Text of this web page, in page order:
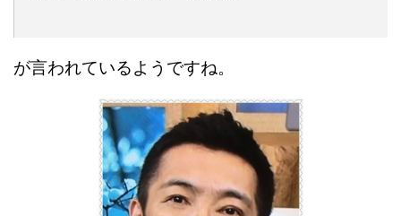
が言われているようですね。